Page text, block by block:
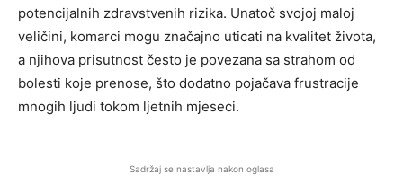
potencijalnih zdravstvenih rizika. Unatoč svojoj maloj
veličini, komarci mogu značajno uticati na kvalitet života,
a njihova prisutnost često je povezana sa strahom od
bolesti koje prenose, što dodatno pojačava frustracije
mnogih ljudi tokom ljetnih mjeseci.
Sadržaj se nastavlja nakon oglasa